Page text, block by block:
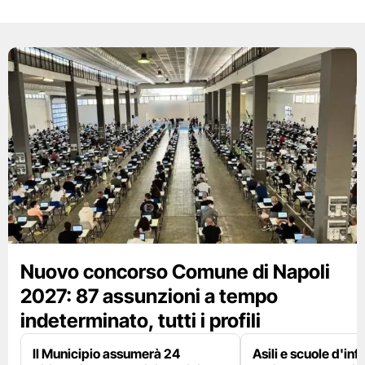
Nuovo concorso Comune di Napoli
2027: 87 assunzioni a tempo
indeterminato, tutti i profili
Il Municipio assumerà 24
Asili e scuole